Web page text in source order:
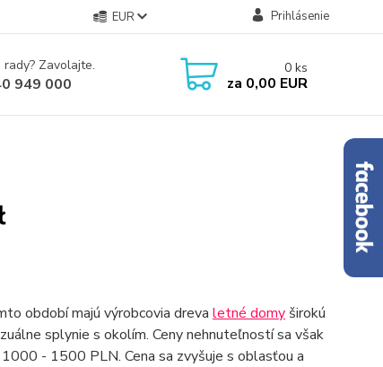
EUR Prihlásenie
Zavolajte.
949 000
0 ks
za 0,00 EUR
období majú výrobcovia dreva letné domyširokú
splynie s okolím. Ceny nehnuteľností sa však
- 1500 PLN. Cena sa zvyšuje s oblasťou a